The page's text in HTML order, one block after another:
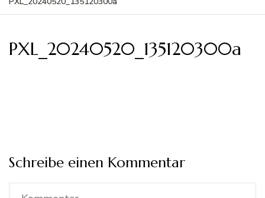
PXL_20240520_135120300a
Schreibe einen Kommentar